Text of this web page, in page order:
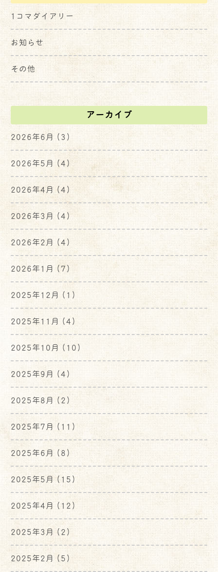
1コマダイアリー
お知らせ
その他
アーカイブ
2026年6月 (3)
2026年5月 (4)
2026年4月 (4)
2026年3月 (4)
2026年2月 (4)
2026年1月 (7)
2025年12月 (1)
2025年11月 (4)
2025年10月 (10)
2025年9月 (4)
2025年8月 (2)
2025年7月 (11)
2025年6月 (8)
2025年5月 (15)
2025年4月 (12)
2025年3月 (2)
2025年2月 (5)